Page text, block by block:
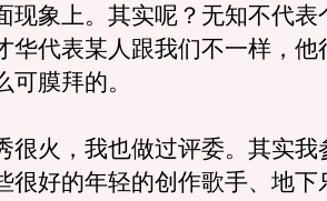
现象上。其实呢？无知不代表
华代表某人跟我们不一样，他
可膜拜的。
火，我也做过评委。其实我
很好的年轻的创作歌手、地下